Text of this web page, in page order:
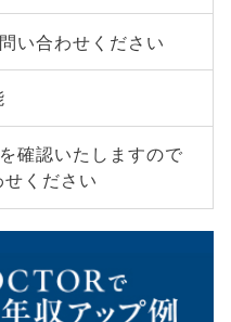
い合わせください
確認いたしますので
ください